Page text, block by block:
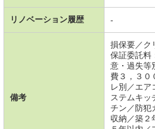
リノベーション履歴 -
備考
損保要／ク
保証委託
意・過失等
費３，３０
レ別／エア
ステムキッ
チン／防犯
収納／築２